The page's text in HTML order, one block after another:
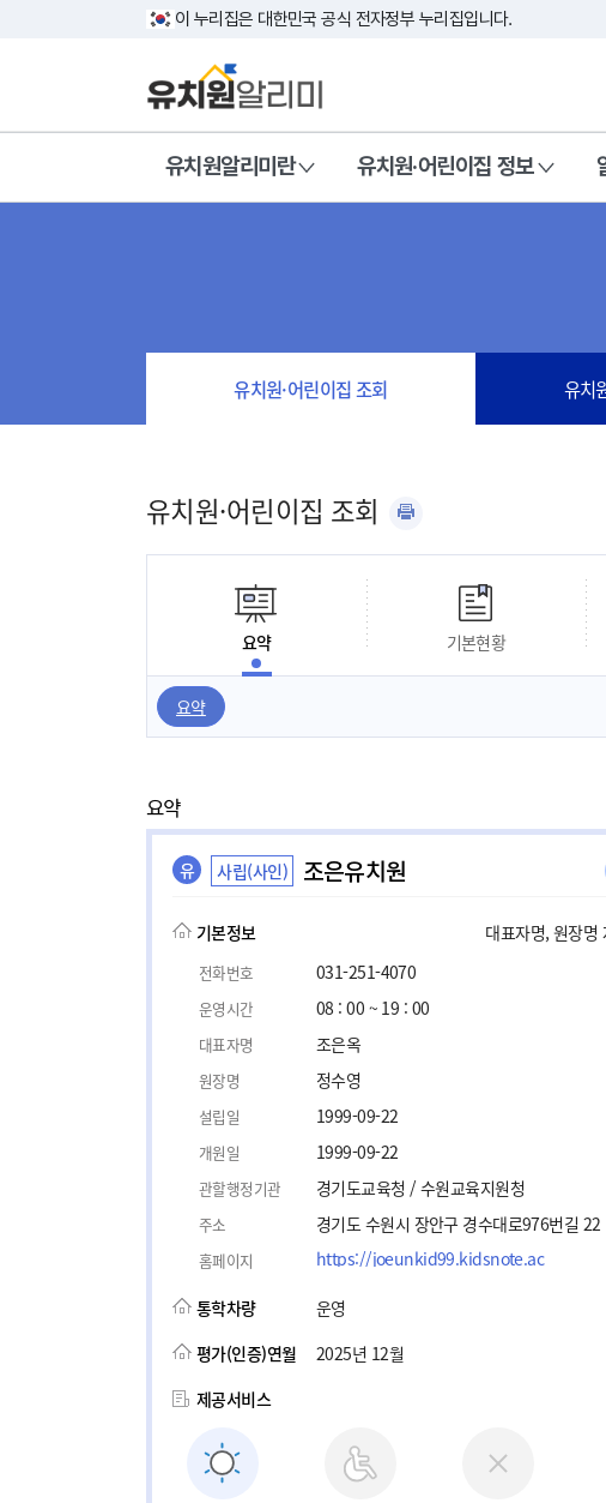
이 누리집은 대한민국 공식 전자정부 누리집입니다.
유치원알리미란 유치원·어린이집 정보
유치원·어린이집 조회 유치
유치원·어린이집 조회
요약 기본현황
요약
요약
유 사립(사인) 조은유치원
기본정보 대표자명, 원장
전화번호 031-251-4070
운영시간 08 : 00 ~ 19 : 00
대표자명 조은옥
원장명 정수영
설립일 1999-09-22
개원일 1999-09-22
관할행정기관 경기도교육청 / 수원교육지원청
주소 경기도 수원시 장안구 경수대로976번길 22
홈페이지 https://joeunkid99.kidsnote.ac
통학차량
운영
평가(인증)연월
2025년 12월
제공서비스